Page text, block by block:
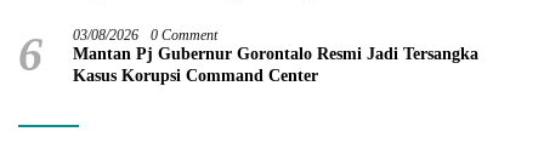
6 03/08/2026 0 Comment
Mantan Pj Gubernur Gorontalo Resmi Jadi Tersangka
Kasus Korupsi Command Center